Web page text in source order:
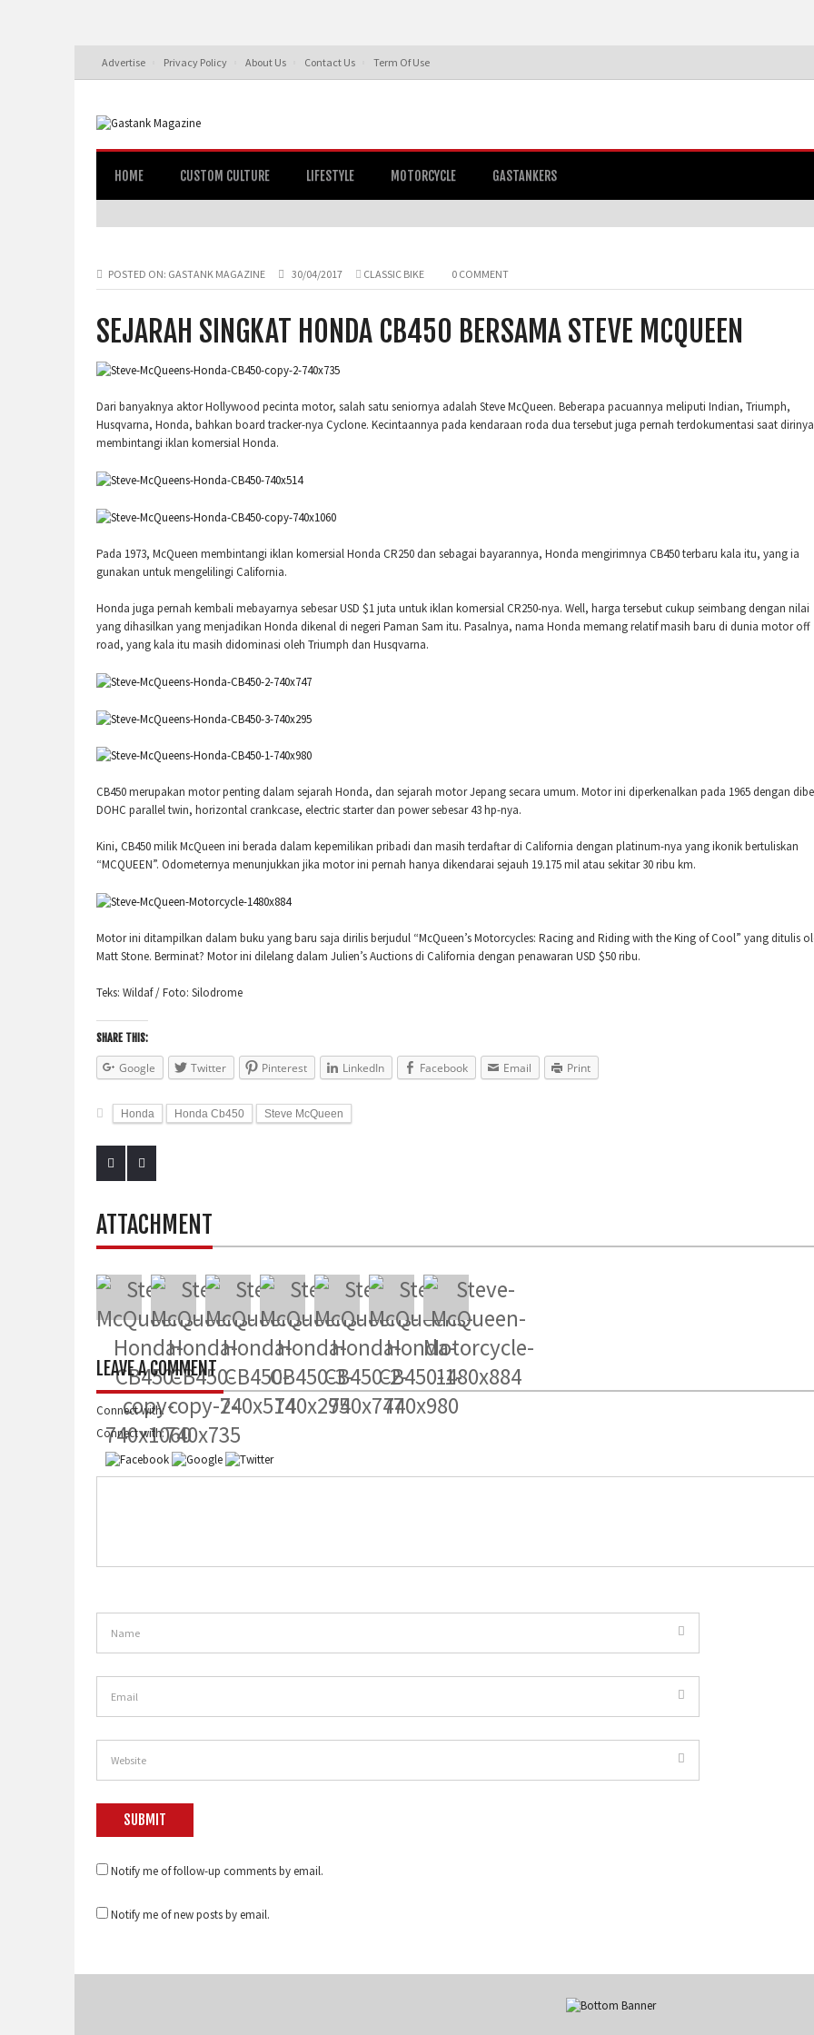
Advertise Privacy Policy About Us Contact Us Term Of Use
HOME CUSTOM CULTURE LIFESTYLE MOTORCYCLE GASTANKERS
POSTED ON: GASTANK MAGAZINE 30/04/2017 CLASSIC BIKE 0 COMMENT
SEJARAH SINGKAT HONDA CB450 BERSAMA STEVE MCQUEEN
Dari banyaknya aktor Hollywood pecinta motor, salah satu seniornya adalah Steve McQueen. Beberapa pacuannya meliputi Indian, Triumph,
Husqvarna, Honda, bahkan board tracker-nya Cyclone. Kecintaannya pada kendaraan roda dua tersebut juga pernah terdokumentasi saat dirinya
membintangi iklan komersial Honda.
Pada 1973, McQueen membintangi iklan komersial Honda CR250 dan sebagai bayarannya, Honda mengirimnya CB450 terbaru kala itu, yang ia
gunakan untuk mengelilingi California.
Honda juga pernah kembali mebayarnya sebesar USD $1 juta untuk iklan komersial CR250-nya. Well, harga tersebut cukup seimbang dengan nilai
yang dihasilkan yang menjadikan Honda dikenal di negeri Paman Sam itu. Pasalnya, nama Honda memang relatif masih baru di dunia motor off
road, yang kala itu masih didominasi oleh Triumph dan Husqvarna.
CB450 merupakan motor penting dalam sejarah Honda, dan sejarah motor Jepang secara umum. Motor ini diperkenalkan pada 1965 dengan
DOHC parallel twin, horizontal crankcase, electric starter dan power sebesar 43 hp-nya.
Kini, CB450 milik McQueen ini berada dalam kepemilikan pribadi dan masih terdaftar di California dengan platinum-nya yang ikonik bertuliskan
“MCQUEEN”. Odometernya menunjukkan jika motor ini pernah hanya dikendarai sejauh 19.175 mil atau sekitar 30 ribu km.
Motor ini ditampilkan dalam buku yang baru saja dirilis berjudul “McQueen’s Motorcycles: Racing and Riding with the King of Cool” yang ditulis
Matt Stone. Berminat? Motor ini dilelang dalam Julien’s Auctions di California dengan penawaran USD $50 ribu.
Teks: Wildaf / Foto: Silodrome
SHARE THIS:
Google Twitter Pinterest LinkedIn Facebook Email Print
Honda Honda Cb450 Steve McQueen
ATTACHMENT
LEAVE A COMMENT
Connect with:
Connect with:
Notify me of follow-up comments by email.
Notify me of new posts by email.